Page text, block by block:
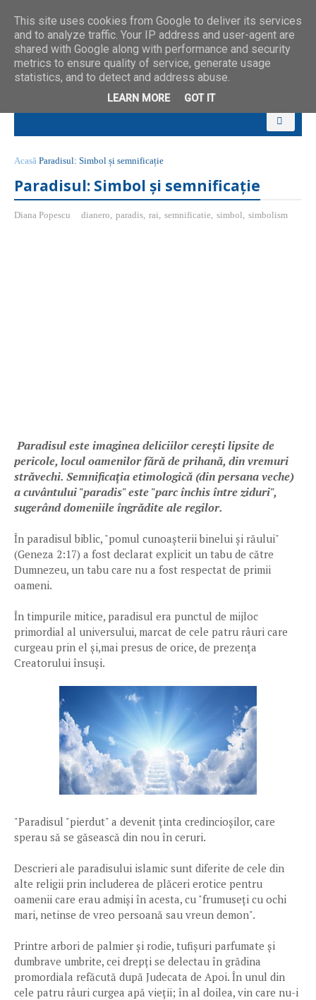
Acasă Paradisul: Simbol și semnificație
Paradisul: Simbol și semnificație
Diana Popescu dianero, paradis, rai, semnificatie, simbol, simbolism
Paradisul este imaginea deliciilor cerești lipsite de
pericole, locul oamenilor fără de prihană, din vremuri
străvechi. Semnificația etimologică (din persana veche)
a cuvântului "paradis" este "parc închis între ziduri",
sugerând domeniile îngrădite ale regilor.
În paradisul biblic, "pomul cunoașterii binelui și răului"
(Geneza 2:17) a fost declarat explicit un tabu de către
Dumnezeu, un tabu care nu a fost respectat de primii
oameni.
În timpurile mitice, paradisul era punctul de mijloc
primordial al universului, marcat de cele patru râuri care
curgeau prin el și,mai presus de orice, de prezența
Creatorului însuși.
"Paradisul "pierdut" a devenit ținta credincioșilor, care
sperau să se găsească din nou în ceruri.
Descrieri ale paradisului islamic sunt diferite de cele din
alte religii prin includerea de plăceri erotice pentru
oamenii care erau admiși în acesta, cu "frumuseți cu ochi
mari, netinse de vreo persoană sau vreun demon".
Printre arbori de palmier și rodie, tufișuri parfumate și
dumbrave umbrite, cei drepți se delectau în grădina
promordiala refăcută după Judecata de Apoi. În unul din
cele patru râuri curgea apă vieții; în al doilea, vin care nu-i
This site uses cookies from Google to deliver its services
and to analyze traffic. Your IP address and user-agent are
shared with Google along with performance and security
metrics to ensure quality of service, generate usage
statistics, and to detect and address abuse.
LEARN MORE GOT IT